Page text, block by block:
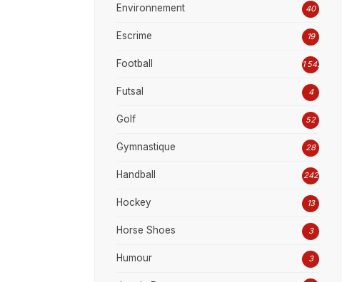
Environnement 40
Escrime 19
Football 1 542
Futsal 4
Golf 52
Gymnastique 28
Handball 242
Hockey 13
Horse Shoes 3
Humour 3